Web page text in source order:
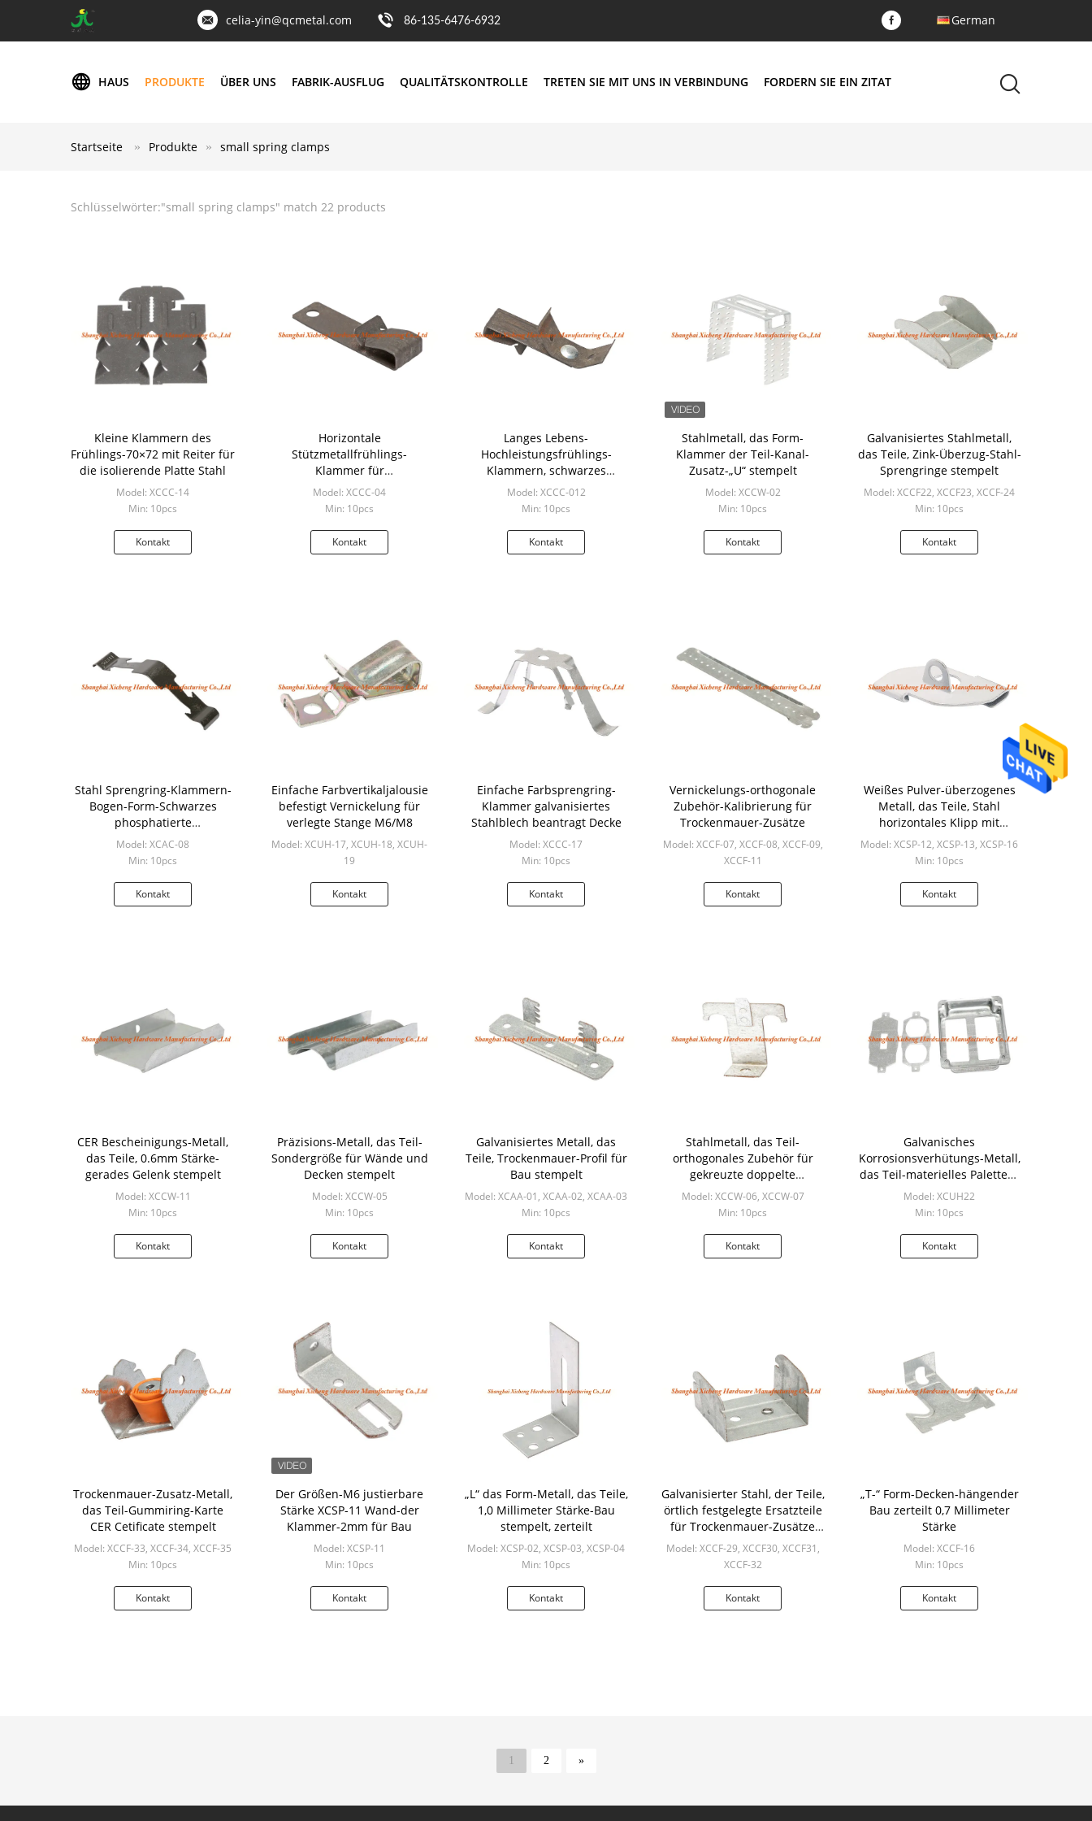
celia-yin@qcmetal.com 86-135-6476-6932 German
HAUS PRODUKTE ÜBER UNS FABRIK-AUSFLUG QUALITÄTSKONTROLLE TRETEN SIE MIT UNS IN VERBINDUNG FORDERN SIE EIN ZITAT
Startseite Produkte small spring clamps
Schlüsselwörter:"small spring clamps" match 22 products
Kleine Klammern des
Frühlings-70×72 mit Reiter für
die isolierende Platte Stahl
Model: XCCC-14
Min: 10pcs
Kontakt
Horizontale
Stützmetallfrühlings-
Klammer für
Suspendierungs-Stange des
Durchmesser-4mm
Model: XCCC-04
Min: 10pcs
Kontakt
Langes Lebens-
Hochleistungsfrühlings-
Klammern, schwarzes
Metallersatzteile
Model: XCCC-012
Min: 10pcs
Kontakt
Stahlmetall, das Form-
Klammer der Teil-Kanal-
Zusatz-„U“ stempelt
Model: XCCW-02
Min: 10pcs
Kontakt
Galvanisiertes Stahlmetall,
das Teile, Zink-Überzug-Stahl-
Sprengringe stempelt
Model: XCCF22, XCCF23, XCCF-24
Min: 10pcs
Kontakt
Stahl Sprengring-Klammern-
Bogen-Form-Schwarzes
phosphatierte
Nachbehandlung
Model: XCAC-08
Min: 10pcs
Kontakt
Einfache Farbvertikaljalousie
befestigt Vernickelung für
verlegte Stange M6/M8
Model: XCUH-17, XCUH-18, XCUH-
19
Kontakt
Einfache Farbsprengring-
Klammer galvanisiertes
Stahlblech beantragt Decke
Model: XCCC-17
Min: 10pcs
Kontakt
Vernickelungs-orthogonale
Zubehör-Kalibrierung für
Trockenmauer-Zusätze
Model: XCCF-07, XCCF-08, XCCF-09,
XCCF-11
Kontakt
Weißes Pulver-überzogenes
Metall, das Teile, Stahl
horizontales Klipp mit
Suspendierungs-Loch
stempelt
Model: XCSP-12, XCSP-13, XCSP-16
Min: 10pcs
Kontakt
CER Bescheinigungs-Metall,
das Teile, 0.6mm Stärke-
gerades Gelenk stempelt
Model: XCCW-11
Min: 10pcs
Kontakt
Präzisions-Metall, das Teil-
Sondergröße für Wände und
Decken stempelt
Model: XCCW-05
Min: 10pcs
Kontakt
Galvanisiertes Metall, das
Teile, Trockenmauer-Profil für
Bau stempelt
Model: XCAA-01, XCAA-02, XCAA-03
Min: 10pcs
Kontakt
Stahlmetall, das Teil-
orthogonales Zubehör für
gekreuzte doppelte
Festlegung stempelt
Model: XCCW-06, XCCW-07
Min: 10pcs
Kontakt
Galvanisches
Korrosionsverhütungs-Metall,
das Teil-materielles Paletten-
Stahlpaket stempelt
Model: XCUH22
Min: 10pcs
Kontakt
Trockenmauer-Zusatz-Metall,
das Teil-Gummiring-Karte
CER Cetificate stempelt
Model: XCCF-33, XCCF-34, XCCF-35
Min: 10pcs
Kontakt
Der Größen-M6 justierbare
Stärke XCSP-11 Wand-der
Klammer-2mm für Bau
Model: XCSP-11
Min: 10pcs
Kontakt
„L“ das Form-Metall, das Teile,
1,0 Millimeter Stärke-Bau
stempelt, zerteilt
Model: XCSP-02, XCSP-03, XCSP-04
Min: 10pcs
Kontakt
Galvanisierter Stahl, der Teile,
örtlich festgelegte Ersatzteile
für Trockenmauer-Zusätze
stempelt
Model: XCCF-29, XCCF30, XCCF31,
XCCF-32
Kontakt
„T-“ Form-Decken-hängender
Bau zerteilt 0,7 Millimeter
Stärke
Model: XCCF-16
Min: 10pcs
Kontakt
1 2 »